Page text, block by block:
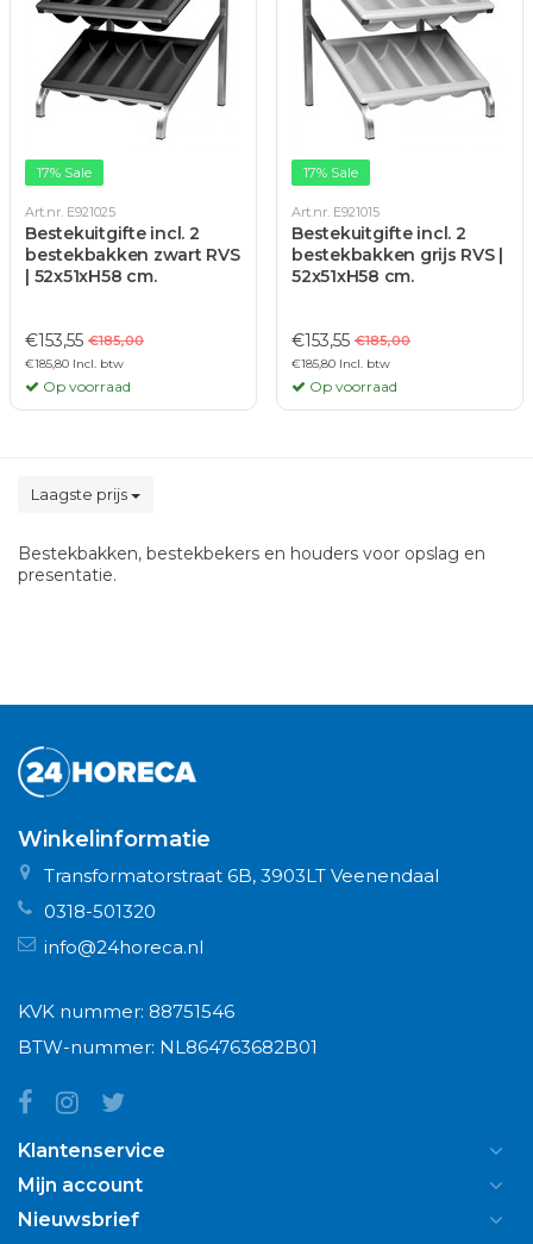
17% Sale
Art.nr. E921025
Bestekuitgifte incl. 2
bestekbakken zwart RVS
| 52x51xH58 cm.
€153,55 €185,00
€185,80 Incl. btw
Op voorraad
17% Sale
Art.nr. E921015
Bestekuitgifte incl. 2
bestekbakken grijs RVS |
52x51xH58 cm.
€153,55 €185,00
€185,80 Incl. btw
Op voorraad
Laagste prijs
Bestekbakken, bestekbekers en houders voor opslag en
presentatie.
Winkelinformatie
Transformatorstraat 6B, 3903LT Veenendaal
0318-501320
info@24horeca.nl
KVK nummer: 88751546
BTW-nummer: NL864763682B01
Klantenservice
Mijn account
Nieuwsbrief